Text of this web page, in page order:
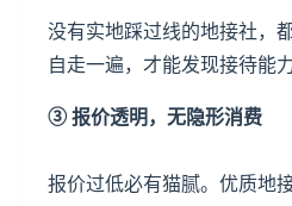
没有实地踩过线的地接社，
自走一遍，才能发现接待能
③ 报价透明，无隐形消费
报价过低必有猫腻。优质地